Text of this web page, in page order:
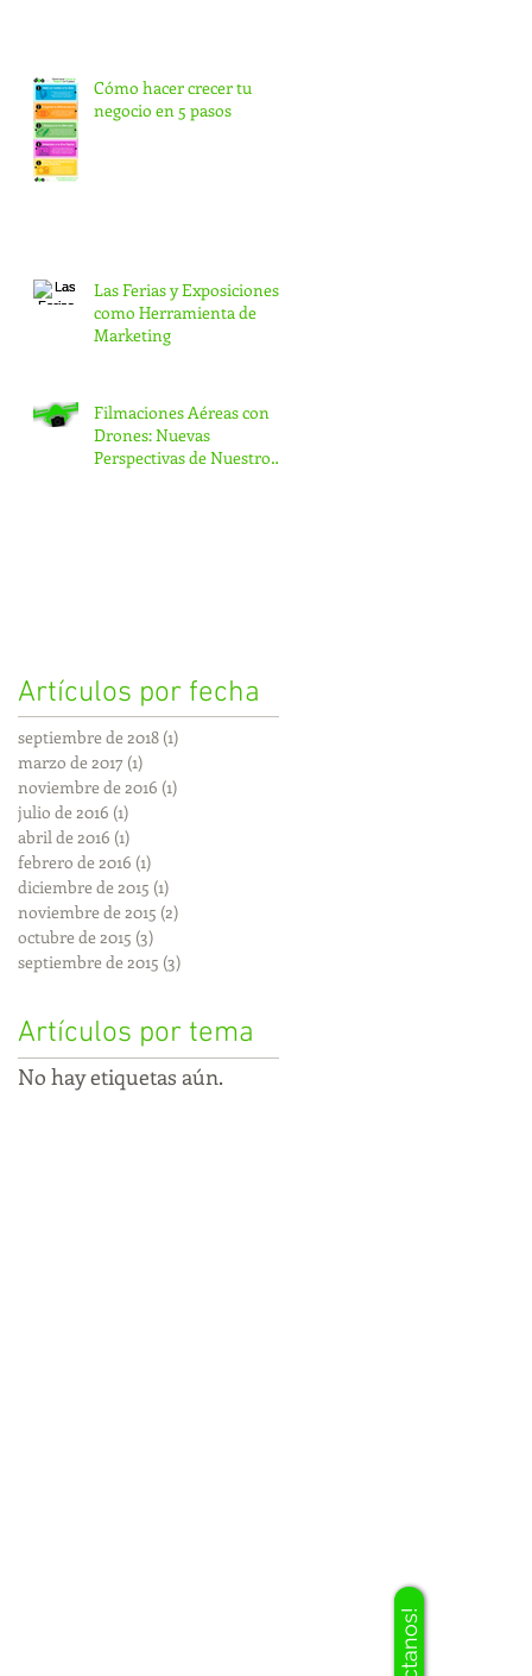
Cómo hacer crecer tu
negocio en 5 pasos
Las Ferias y Exposiciones
como Herramienta de
Marketing
Filmaciones Aéreas con
Drones: Nuevas
Perspectivas de Nuestro
Artículos por fecha
septiembre de 2018 (1)
marzo de 2017 (1)
noviembre de 2016 (1)
julio de 2016 (1)
abril de 2016 (1)
febrero de 2016 (1)
diciembre de 2015 (1)
noviembre de 2015 (2)
octubre de 2015 (3)
septiembre de 2015 (3)
Artículos por tema
No hay etiquetas aún.